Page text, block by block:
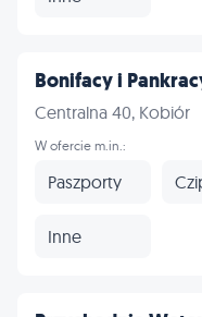
Bonifacy i
Centralna 40, Kobiór
W ofercie m.in.:
Paszporty
Inne